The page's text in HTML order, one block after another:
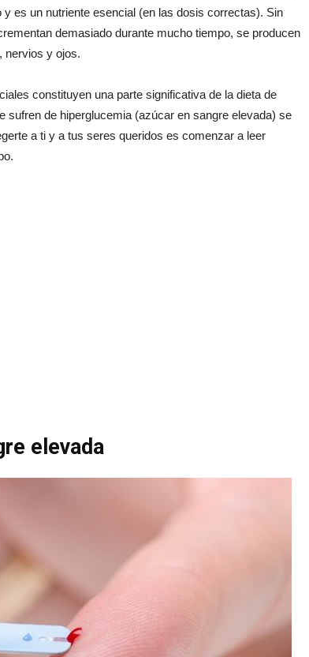
es un nutriente esencial (en las dosis correctas). Sin
demasiado durante mucho tiempo, se producen
nervios y ojos.
constituyen una parte significativa de la dieta de
sufren de hiperglucemia (azúcar en sangre elevada) se
a ti y a tus seres queridos es comenzar a leer
elevada